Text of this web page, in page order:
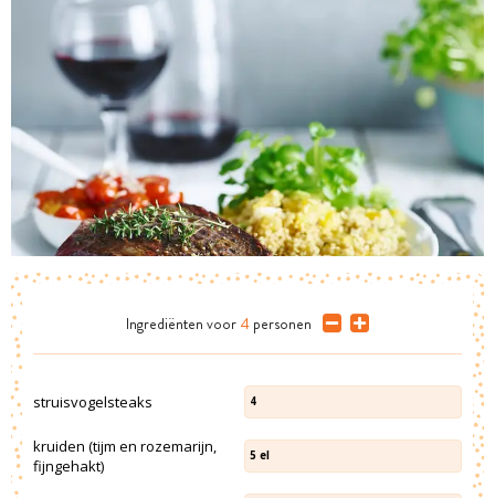
Ingrediënten voor 4 personen
struisvogelsteaks 4
kruiden (tijm en rozemarijn,
fijngehakt)
5 el